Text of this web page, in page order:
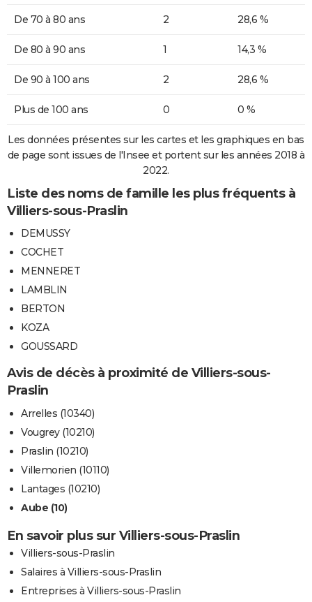
De 70 à 80 ans 2 28,6 %
De 80 à 90 ans 1 14,3 %
De 90 à 100 ans 2 28,6 %
Plus de 100 ans 0 0 %
Les données présentes sur les cartes et les graphiques en bas
de page sont issues de l'Insee et portent sur les années 2018 à
2022.
Liste des noms de famille les plus fréquents à
Villiers-sous-Praslin
DEMUSSY
COCHET
MENNERET
LAMBLIN
BERTON
KOZA
GOUSSARD
Avis de décès à proximité de Villiers-sous-
Praslin
Arrelles (10340)
Vougrey (10210)
Praslin (10210)
Villemorien (10110)
Lantages (10210)
Aube (10)
En savoir plus sur Villiers-sous-Praslin
Villiers-sous-Praslin
Salaires à Villiers-sous-Praslin
Entreprises à Villiers-sous-Praslin